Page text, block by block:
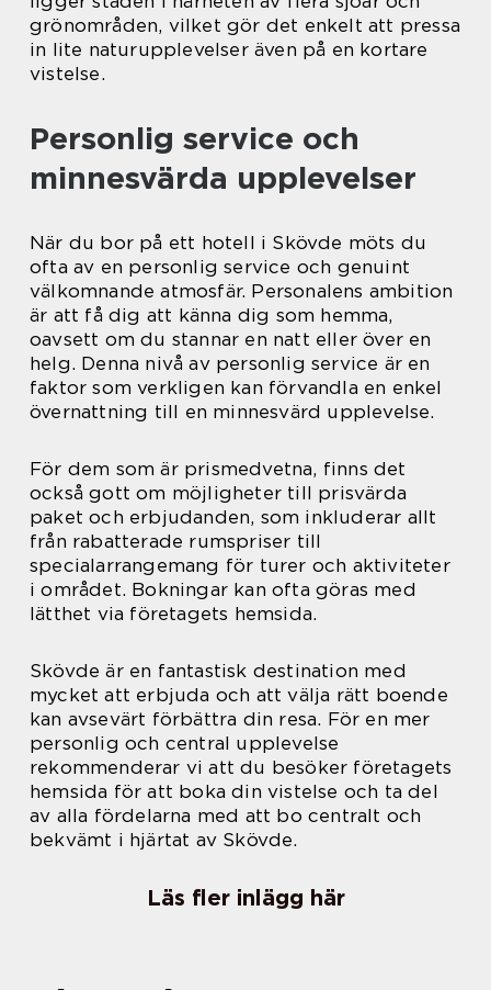
grönområden, vilket gör det enkelt att pressa
in lite naturupplevelser även på en kortare
vistelse.
Personlig service och
minnesvärda upplevelser
När du bor på ett hotell i Skövde möts du
ofta av en personlig service och genuint
välkomnande atmosfär. Personalens ambition
är att få dig att känna dig som hemma,
oavsett om du stannar en natt eller över en
helg. Denna nivå av personlig service är en
faktor som verkligen kan förvandla en enkel
övernattning till en minnesvärd upplevelse.
För dem som är prismedvetna, finns det
också gott om möjligheter till prisvärda
paket och erbjudanden, som inkluderar allt
från rabatterade rumspriser till
specialarrangemang för turer och aktiviteter
i området. Bokningar kan ofta göras med
lätthet via företagets hemsida.
Skövde är en fantastisk destination med
mycket att erbjuda och att välja rätt boende
kan avsevärt förbättra din resa. För en mer
personlig och central upplevelse
rekommenderar vi att du besöker företagets
hemsida för att boka din vistelse och ta del
av alla fördelarna med att bo centralt och
bekvämt i hjärtat av Skövde.
Läs fler inlägg här